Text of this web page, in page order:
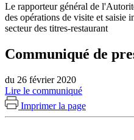
Le rapporteur général de
des opérations de visite et saisie
secteur des titres-restaurant
Communiqué de
du 26 février 2020
Lire le communiqué
Imprimer la page